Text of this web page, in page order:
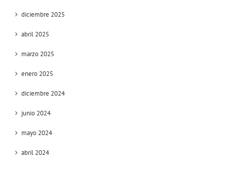
diciembre 2025
abril 2025
marzo 2025
enero 2025
diciembre 2024
junio 2024
mayo 2024
abril 2024